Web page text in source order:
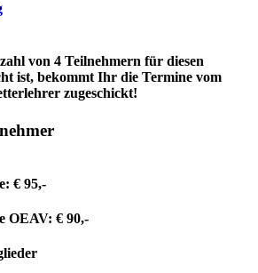
von 4 Teilnehmern für diesen
ist, bekommt Ihr die Termine vom
zugeschickt!
€ 95,-
OEAV: € 90,-